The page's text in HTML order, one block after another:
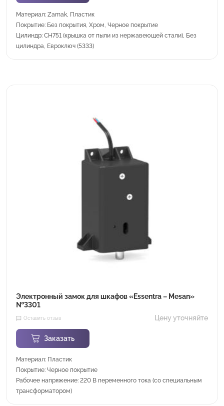
Материал: Zamak, Пластик
Покрытие: Без покрытия, Хром, Черное покрытие
Цилиндр: CH751 (крышка от пыли из нержавеющей стали), Без
цилиндра, Евроключ (5333)
Электронный замок для шкафов «Essentra – Mesan»
№3301
Оставить отзыв Цену уточняйте
Заказать
Материал: Пластик
Покрытие: Черное покрытие
Рабочее напряжение: 220 В переменного тока (со специальным
трансформатором)